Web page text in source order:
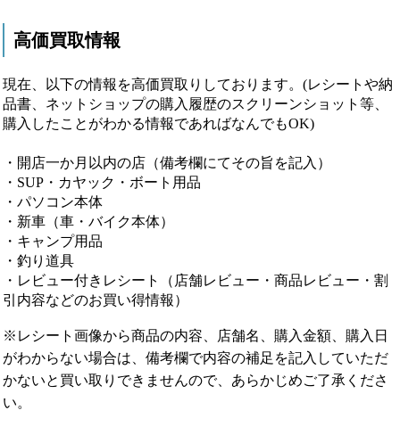
高価買取情報
現在、以下の情報を高価買取りしております。(レシートや納
品書、ネットショップの購入履歴のスクリーンショット等、
購入したことがわかる情報であればなんでもOK)
・開店一か月以内の店（備考欄にてその旨を記入）
・SUP・カヤック・ボート用品
・パソコン本体
・新車（車・バイク本体）
・キャンプ用品
・釣り道具
・レビュー付きレシート（店舗レビュー・商品レビュー・割
引内容などのお買い得情報）
※レシート画像から商品の内容、店舗名、購入金額、購入日
がわからない場合は、備考欄で内容の補足を記入していただ
かないと買い取りできませんので、あらかじめご了承くださ
い。